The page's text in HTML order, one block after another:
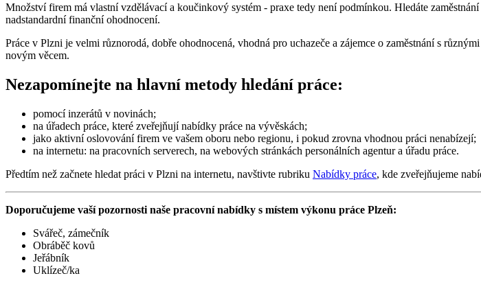
Množství firem má vlastní vzdělávací a koučinkový systém - praxe tedy není podmínkou. Hledáte
nadstandardní finanční ohodnocení.
Práce v Plzni je velmi různorodá, dobře ohodnocená, vhodná pro uchazeče a zájemce o zaměstnání s
novým věcem.
Nezapomínejte na hlavní metody hledání práce:
pomocí inzerátů v novinách;
na úřadech práce, které zveřejňují nabídky práce na vývěskách;
jako aktivní oslovování firem ve vašem oboru nebo regionu, i pokud zrovna vhodnou práci nenabízejí;
na internetu: na pracovních serverech, na webových stránkách personálních agentur a úřadu práce.
Předtím než začnete hledat práci v Plzni na internetu, navštivte rubriku Nabídky práce, kde zveřejňujeme
Doporučujeme vaší pozornosti naše pracovní nabídky s místem výkonu práce Plzeň:
Svářeč, zámečník
Obráběč kovů
Jeřábník
Uklízeč/ka